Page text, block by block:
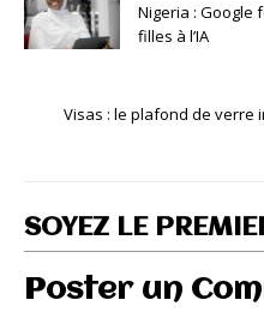
Nigeria : Google
filles à l’IA
Visas : le plafond de verre
SOYEZ LE
Poster un